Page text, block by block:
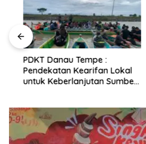
PDKT Danau Tempe :
Pendekatan Kearifan Lokal
untuk Keberlanjutan Sumber